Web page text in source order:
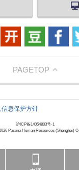
PAGETOP
信息保护方针
沪ICP备14054803号-1
Pasona Human Resources (Shanghai)